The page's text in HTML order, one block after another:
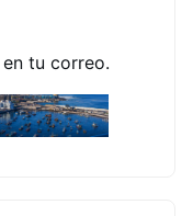
tu correo.